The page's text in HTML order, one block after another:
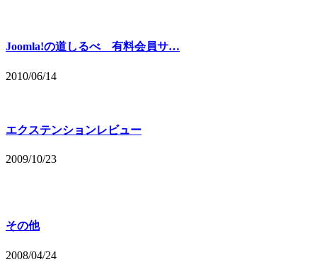
Joomla!の道しるべ 有料会員サ…
2010/06/14
エクステンションレビュー
2009/10/23
その他
2008/04/24